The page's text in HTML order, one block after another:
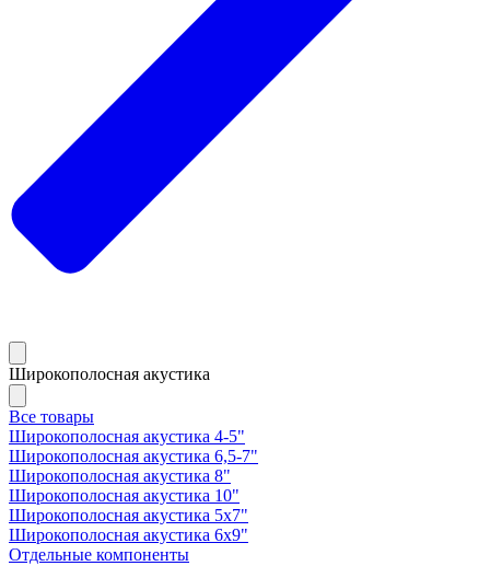
Широкополосная акустика
Все товары
Широкополосная акустика 4-5"
Широкополосная акустика 6,5-7"
Широкополосная акустика 8"
Широкополосная акустика 10"
Широкополосная акустика 5х7"
Широкополосная акустика 6х9"
Отдельные компоненты